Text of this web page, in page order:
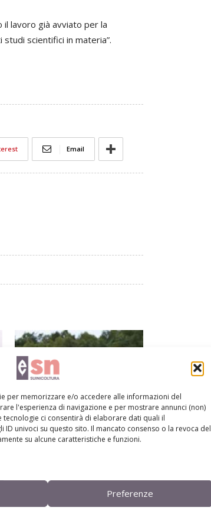
per memorizzare e/o accedere alle informazioni del
l'esperienza di navigazione e per mostrare annunci (non)
tecnologie ci consentirà di elaborare dati quali il
univoci su questo sito. Il mancato consenso o la revoca del
su alcune caratteristiche e funzioni.
Preferenze
lavoro già avviato per la
scientifici in materia”.
Email
Mipaaf: il Ministro Patuanelli firma il
decreto da 15 milioni di euro per gli